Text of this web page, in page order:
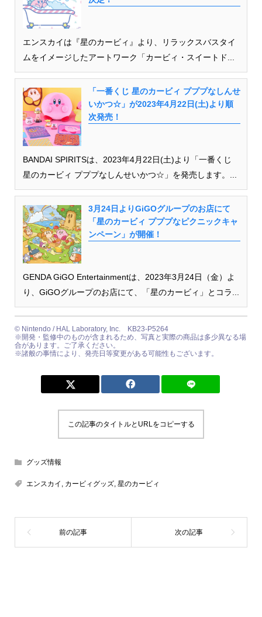
エンスカイは『星のカービィ』より、リラックスバスタイ
ムをイメージしたアートワーク「カービィ・スイートド...
「一番くじ 星のカービィ プププなしんせ
いかつ☆」が2023年4月22日(土)より順
次発売！
BANDAI SPIRITSは、2023年4月22日(土)より「一番くじ
星のカービィ プププなしんせいかつ☆」を発売します。...
3月24日よりGiGOグループのお店にて
「星のカービィ プププなピクニックキャ
ンペーン」が開催！
GENDA GiGO Entertainmentは、2023年3月24日（金）よ
り、GiGOグループのお店にて、「星のカービィ」とコラ...
©︎ Nintendo / HAL Laboratory, Inc. KB23-P5264
※開発・監修中のものが含まれるため、写真と実際の商品は多少異なる場
合があります。ご了承ください。
※諸般の事情により、発売日等変更がある可能性もございます。
この記事のタイトルとURLをコピーする
グッズ情報
エンスカイ , カービィグッズ, 星のカービィ